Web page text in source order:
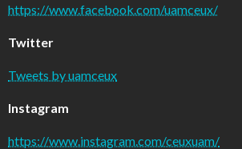
https://www.facebook.com/uamceux/
Twitter
Tweets by uamceux
Instagram
https://www.instagram.com/ceuxuam/